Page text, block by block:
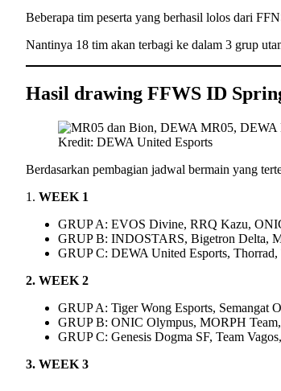
Beberapa tim peserta yang berhasil lolos dari
Nantinya 18 tim akan terbagi ke dalam 3 grup
Hasil drawing FFWS ID
Kredit: DEWA United Esports
Berdasarkan pembagian jadwal bermain yang
1. WEEK 1
GRUP A: EVOS Divine, RRQ Kazu,
GRUP B: INDOSTARS, Bigetron Delta,
GRUP C: DEWA United Esports,
2. WEEK 2
GRUP A: Tiger Wong Esports,
GRUP B: ONIC Olympus, MORPH
GRUP C: Genesis Dogma SF, Team
3. WEEK 3